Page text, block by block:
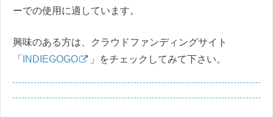
ーでの使用に適しています。
興味のある方は、クラウドファンディングサイト
「
INDIEGOGO 」をチェックしてみて下さい。